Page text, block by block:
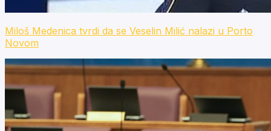
Miloš Medenica tvrdi da se Veselin Milić nalazi u Porto
Novom